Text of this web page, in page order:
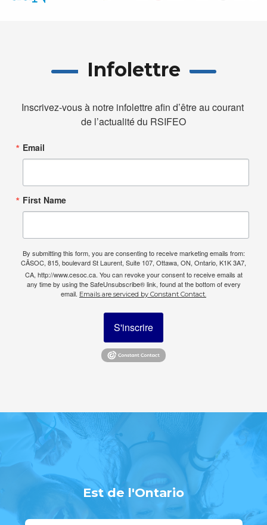
Infolettre
Inscrivez-vous à notre infolettre afin d’être au courant
de l’actualité du RSIFEO
Email
First Name
By submitting this form, you are consenting to receive marketing emails from:
CÃSOC, 815, boulevard St Laurent, Suite 107, Ottawa, ON, Ontario, K1K 3A7,
CA, http://www.cesoc.ca. You can revoke your consent to receive emails at
any time by using the SafeUnsubscribe® link, found at the bottom of every
email. Emails are serviced by Constant Contact.
S'inscrire
Est de l'Ontario